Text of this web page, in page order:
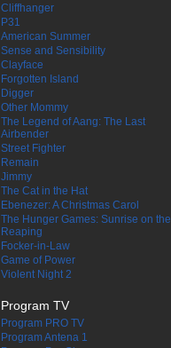
Cliffhanger
P31
American Summer
Sense and Sensibility
Clayface
Forgotten Island
Digger
Other Mommy
The Legend of Aang: The Last
Airbender
Street Fighter
Remain
Jimmy
The Cat in the Hat
Ebenezer: A Christmas Carol
The Hunger Games: Sunrise on the
Reaping
Focker-in-Law
Game of Power
Violent Night 2
Program TV
Program PRO TV
Program Antena 1